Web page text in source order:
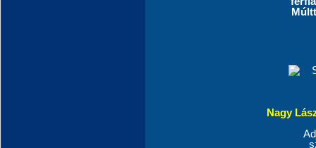
Nagy
Ad